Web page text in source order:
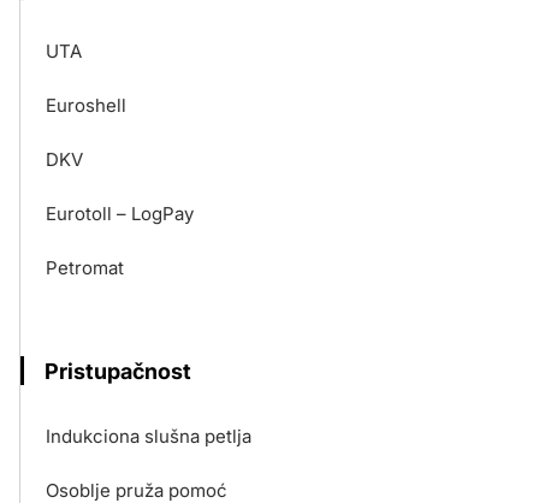
UTA
Euroshell
DKV
Eurotoll – LogPay
Petromat
Pristupačnost
Indukciona slušna petlja
Osoblje pruža pomoć